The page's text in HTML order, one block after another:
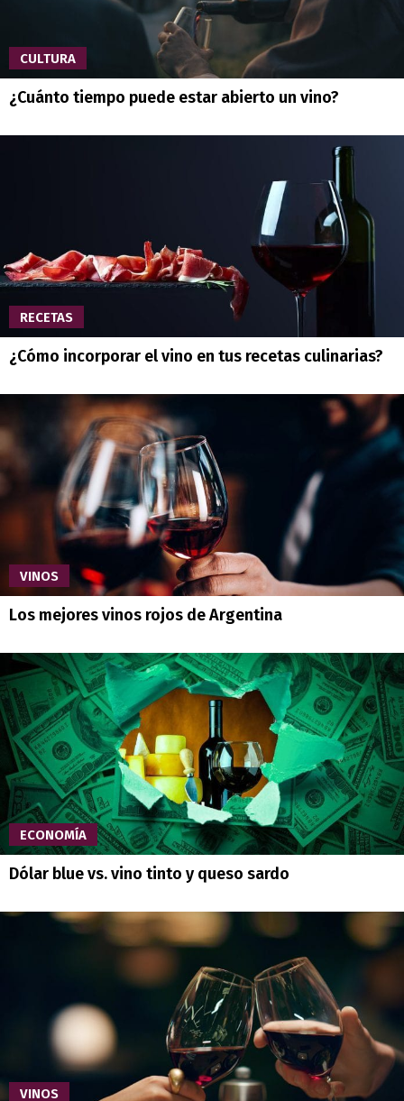
CULTURA
¿Cuánto tiempo puede estar abierto un vino?
RECETAS
¿Cómo incorporar el vino en tus recetas culinarias?
VINOS
Los mejores vinos rojos de Argentina
ECONOMÍA
Dólar blue vs. vino tinto y queso sardo
VINOS